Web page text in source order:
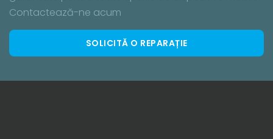
Contactează-ne acum
SOLICITĂ O REPARAȚIE